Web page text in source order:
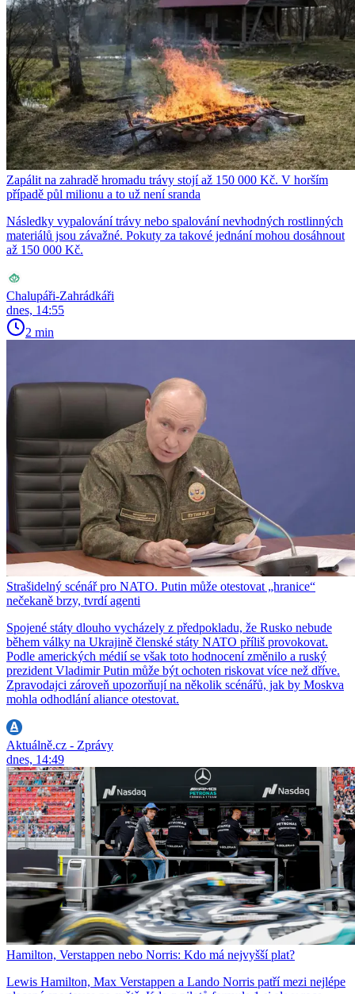
Zapálit na zahradě hromadu trávy stojí až 150 000 Kč. V horším
případě půl milionu a to už není sranda
Následky vypalování trávy nebo spalování nevhodných rostlinných
materiálů jsou závažné. Pokuty za takové jednání mohou dosáhnout
až 150 000 Kč.
Chalupáři-Zahrádkáři
dnes, 14:55
2 min
Strašidelný scénář pro NATO. Putin může otestovat „hranice“
nečekaně brzy, tvrdí agenti
Spojené státy dlouho vycházely z předpokladu, že Rusko nebude
během války na Ukrajině členské státy NATO příliš provokovat.
Podle amerických médií se však toto hodnocení změnilo a ruský
prezident Vladimir Putin může být ochoten riskovat více než dříve.
Zpravodajci zároveň upozorňují na několik scénářů, jak by Moskva
mohla odhodlání aliance otestovat.
Aktuálně.cz - Zprávy
dnes, 14:49
Hamilton, Verstappen nebo Norris: Kdo má nejvyšší plat?
Lewis Hamilton, Max Verstappen a Lando Norris patří mezi nejlépe